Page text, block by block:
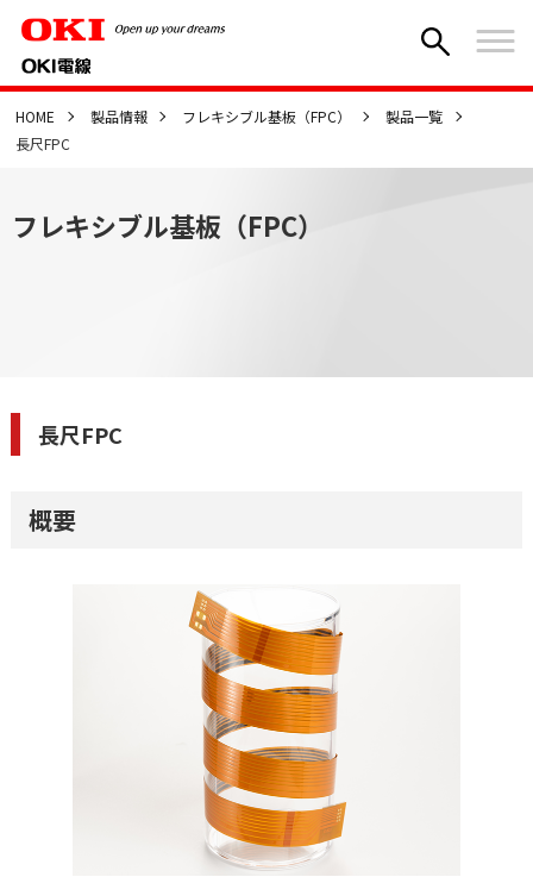
HOME 製品情報 フレキシブル基板（FPC）
製品一覧
長尺FPC
フレキシブル基板（FPC）
長尺FPC
概要